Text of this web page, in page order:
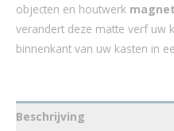
objecten en houtwerk
verandert deze matte verf uw
binnenkant van uw kasten in
Beschrijving